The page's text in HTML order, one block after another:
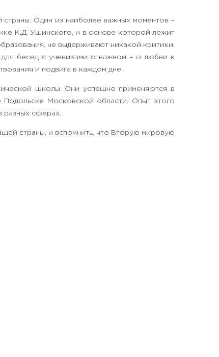
страны. Один из наиболее важных моментов –
К.Д. Ушинского, и в основе которой лежит
не выдерживают никакой критики.
для бесед с учениками о важном – о любви к
и подвига в каждом дне.
школы. Они успешно применяются в
Московской области. Опыт этого
разных сферах.
страны, и вспомнить, что Вторую мировую